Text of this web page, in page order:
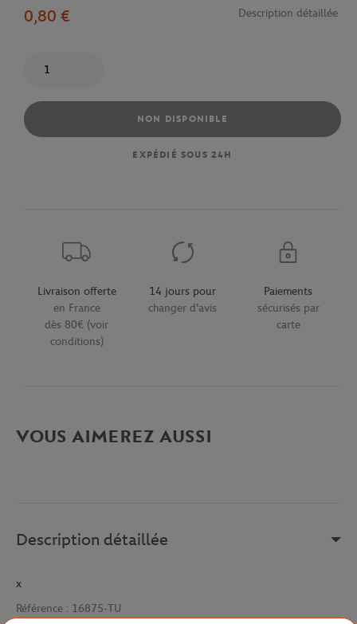
0,80 €
Description détaillée
NON DISPONIBLE
EXPÉDIÉ SOUS 24H
Livraison offerte
en France
dès 80€ (voir
conditions)
14 jours pour
changer d'avis
Paiements
sécurisés par
carte
VOUS AIMEREZ AUSSI
Description détaillée
x
Référence : 16875-TU